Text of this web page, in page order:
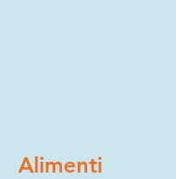
Alimenti